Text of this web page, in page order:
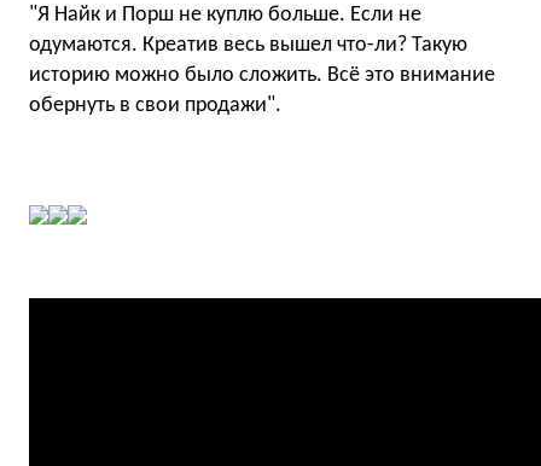
"Я Найк и Порш не куплю больше. Если не
одумаются. Креатив весь вышел что-ли? Такую
историю можно было сложить. Всё это внимание
обернуть в свои продажи".